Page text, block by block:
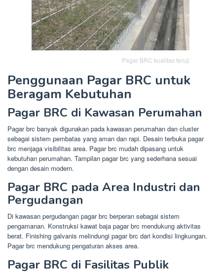
Pagar BRC kualitas teruji
Penggunaan Pagar BRC untuk
Beragam Kebutuhan
Pagar BRC di Kawasan Perumahan
Pagar brc banyak digunakan pada kawasan perumahan dan cluster
sebagai sistem pembatas yang aman dan rapi. Desain terbuka pagar
brc menjaga visibilitas area. Pagar brc mudah dipasang untuk
kebutuhan perumahan. Tampilan pagar brc yang sederhana sesuai
dengan desain modern.
Pagar BRC pada Area Industri dan
Pergudangan
Di kawasan pergudangan pagar brc berperan sebagai sistem
pengamanan. Konstruksi kawat baja pagar brc mendukung aktivitas
berat. Finishing galvanis melindungi pagar brc dari kondisi lingkungan.
Pagar brc mendukung pengaturan akses area.
Pagar BRC di Fasilitas Publik